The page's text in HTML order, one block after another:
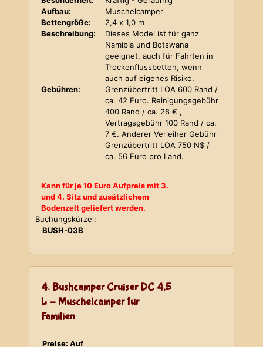
Aufbau:
Muschelcamper
Bettengröße:
2,4 x 1,0 m
Beschreibung:
Dieses Model ist für ganz
Namibia und Botswana
geeignet, auch für Fahrten in
Trockenflussbetten, wenn
auch auf eigenes Risiko.
Gebühren:
Grenzübertritt LOA 600 Rand /
ca. 42 Euro. Reinigungsgebühr
400 Rand / ca. 28 € ,
Vertragsgebühr 100 Rand / ca.
7 €. Anderer Verleiher Gebühr
Grenzübertritt LOA 750 N$ /
ca. 56 Euro pro Land.
Kann für je 10 Euro Aufpreis mit 3.
und 4. Sitz und zusätzlichem
Bodenzelt geliefert werden.
Buchungskürzel:
BUSH-03B
4. Bushcamper Cruiser DC 4,5
L - Muschelcamper für
Familien
Preise: Auf